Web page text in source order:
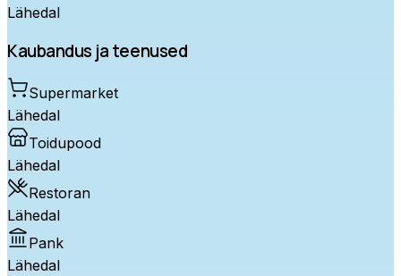
Lähedal
Kaubandus ja teenused
Supermarket
Lähedal
Toidupood
Lähedal
Restoran
Lähedal
Pank
Lähedal